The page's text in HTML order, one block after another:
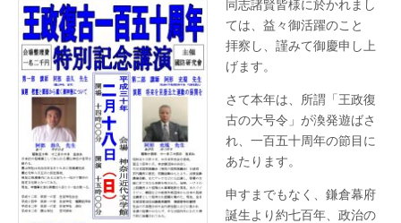
聞）
電子
版
戦闘
紙
復
古
一
百
五
十
周
年
特
別
記
念
講
演
の
同志諸賢皆様に於かれまし
ては、益々御活躍のことゝ
拝察し、謹みて御慶申し上
げます。
さて本年は、所謂「王政復
古の大号令」が渙発遊ばさ
れ、一百五十周年の節目に
あたります。
申すまでもなく、鎌倉幕府
誕生より約七百年、政治の